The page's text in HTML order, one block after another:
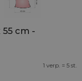
cm -
1 verp. = 5 st.